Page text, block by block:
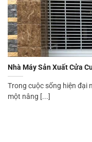
Nhà Máy Sản Xuất Cửa
Trong cuộc sống hiện đại
một nâng [...]